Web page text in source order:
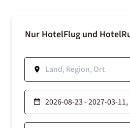
Nur HotelFlug und Hotel